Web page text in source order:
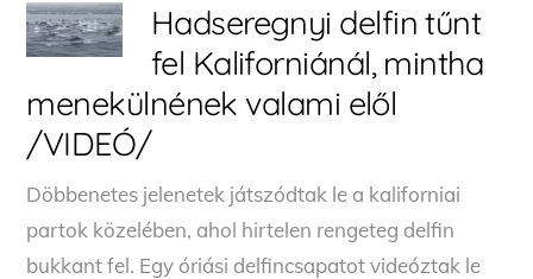
Hadseregnyi delfin tűnt
fel Kaliforniánál, mintha
menekülnének valami elől
/VIDEÓ/
Döbbenetes jelenetek játszódtak le a kaliforniai
partok közelében, ahol hirtelen rengeteg delfin
bukkant fel. Egy óriási delfincsapatot videóztak le